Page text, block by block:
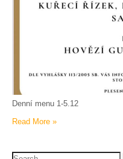
Denní menu 1-5.12
Read More »